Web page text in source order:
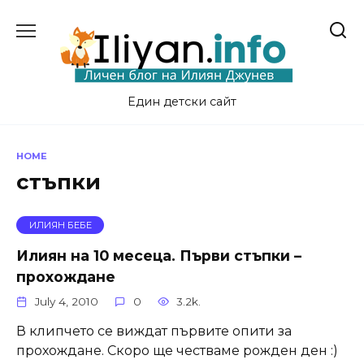
Един детски сайт
HOME
стъпки
ИЛИЯН БЕБЕ
Илиян на 10 месеца. Първи стъпки –
прохождане
July 4, 2010 0 3.2k.
В клипчето се виждат първите опити за
прохождане. Скоро ще честваме рожден ден :)